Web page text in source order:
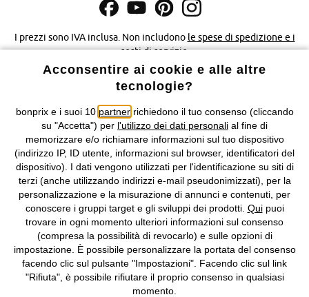
I prezzi sono IVA inclusa. Non includono le spese di spedizione e i
costi di servizio.
Condizioni di vendita Accessibilità
Informativa privacy e cookie Gestione dei cookie
Informazioni legali Diritto di recesso
2026 bonprix. Tutti i diritti riservati.
bonprix S.r.l. con socio unico, sede legale: via Adua 33 - 13855
Valdengo (BI) C.F. 01510910027 - P.I. 01939830020, Reg. Imprese di
Biella n. 01510910027, R.E.A. BI - 171345, N. Reg. Pile:
IT09060P00000858, N. Reg. AEE: IT08020000002105 Capitale
Sociale: euro 1.000.000 i.v, Società soggetta all'attività di direzione
e coordinamento di bonprix Beteiligungs -Verwaltungsgesellschaft
mbH.
Acconsentire ai cookie e alle altre
tecnologie?
bonprix e i suoi 10 partnerrichiedono il tuo consenso (cliccando
su "Accetta") per l'utilizzo dei dati personali al fine di
memorizzare e/o richiamare informazioni sul tuo dispositivo
(indirizzo IP, ID utente, informazioni sul browser, identificatori del
dispositivo). I dati vengono utilizzati per l'identificazione su siti di
terzi (anche utilizzando indirizzi e-mail pseudonimizzati), per la
personalizzazione e la misurazione di annunci e contenuti, per
conoscere i gruppi target e gli sviluppi dei prodotti. Quipuoi
trovare in ogni momento ulteriori informazioni sul consenso
(compresa la possibilità di revocarlo) e sulle opzioni di
impostazione. È possibile personalizzare la portata del consenso
facendo clic sul pulsante "Impostazioni". Facendo clic sul link
"Rifiuta", è possibile rifiutare il proprio consenso in qualsiasi
momento.